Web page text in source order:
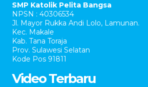
SMP Katolik Pelita Bangsa
NPSN : 40306534
Jl. Mayor Rukka Andi Lolo, Lamunan.
Kec. Makale
Kab. Tana Toraja
Prov. Sulawesi Selatan
Kode Pos 91811
Video Terbaru